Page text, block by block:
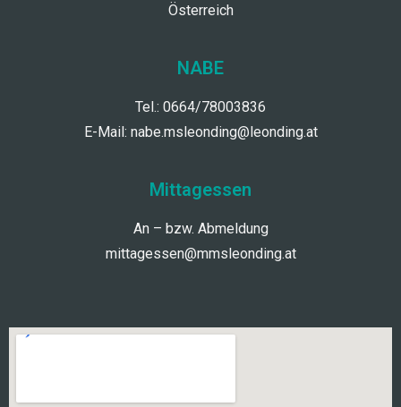
Österreich
NABE
Tel.: 0664/78003836
E-Mail: nabe.msleonding@leonding.at
Mittagessen
An – bzw. Abmeldung
mittagessen@mmsleonding.at